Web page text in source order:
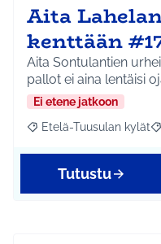
Aita
kenttään
Aita Sontulantien
Ei etene jatkoon
Rajaa tulokset aihepiirin
Etelä-Tuusulan kylät
Tutustu